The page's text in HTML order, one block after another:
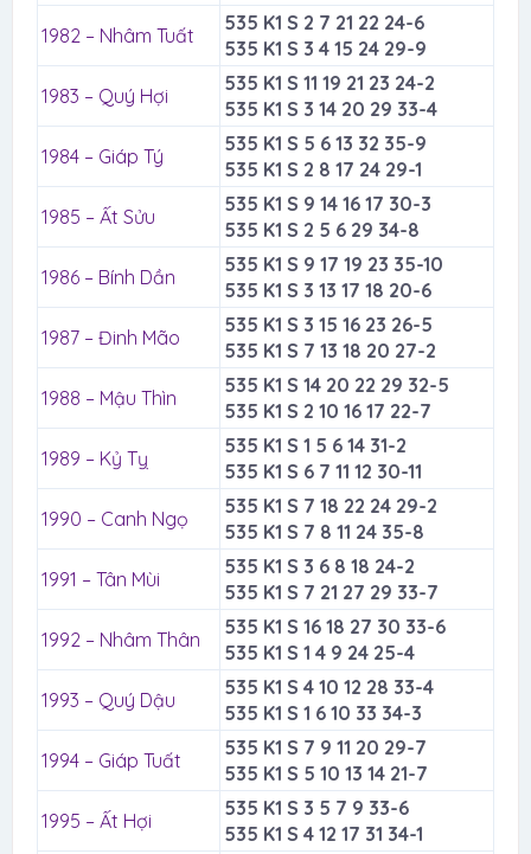
1982 – Nhâm Tuất
535 K1 S 2 7 21 22 24-6
535 K1 S 3 4 15 24 29-9
1983 – Quý Hợi
535 K1 S 11 19 21 23 24-2
535 K1 S 3 14 20 29 33-4
1984 – Giáp Tý
535 K1 S 5 6 13 32 35-9
535 K1 S 2 8 17 24 29-1
1985 – Ất Sửu
535 K1 S 9 14 16 17 30-3
535 K1 S 2 5 6 29 34-8
1986 – Bính Dần
535 K1 S 9 17 19 23 35-10
535 K1 S 3 13 17 18 20-6
1987 – Đinh Mão
535 K1 S 3 15 16 23 26-5
535 K1 S 7 13 18 20 27-2
1988 – Mậu Thìn
535 K1 S 14 20 22 29 32-5
535 K1 S 2 10 16 17 22-7
1989 – Kỷ Tỵ
535 K1 S 1 5 6 14 31-2
535 K1 S 6 7 11 12 30-11
1990 – Canh Ngọ
535 K1 S 7 18 22 24 29-2
535 K1 S 7 8 11 24 35-8
1991 – Tân Mùi
535 K1 S 3 6 8 18 24-2
535 K1 S 7 21 27 29 33-7
1992 – Nhâm Thân
535 K1 S 16 18 27 30 33-6
535 K1 S 1 4 9 24 25-4
1993 – Quý Dậu
535 K1 S 4 10 12 28 33-4
535 K1 S 1 6 10 33 34-3
1994 – Giáp Tuất
535 K1 S 7 9 11 20 29-7
535 K1 S 5 10 13 14 21-7
1995 – Ất Hợi
535 K1 S 3 5 7 9 33-6
535 K1 S 4 12 17 31 34-1